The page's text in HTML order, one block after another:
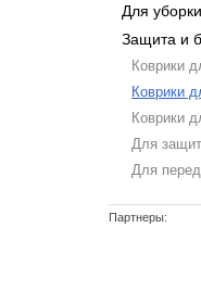
Для уборки
Защита и
Коврики
Коврики
Коврики
Для
Для
Партнеры: